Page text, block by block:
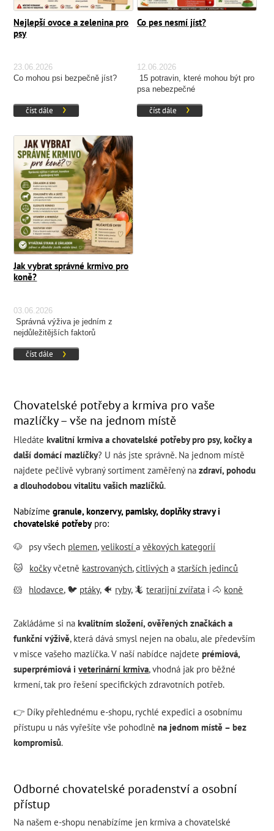
Nejlepší ovoce a zelenina pro
psy
23.06.2026
Co mohou psi bezpečně jíst?
číst dále
Co pes nesmí jíst?
12.06.2026
15 potravin, které mohou být pro
psa nebezpečné
číst dále
Jak vybrat správné krmivo pro
koně?
03.06.2026
Správná výživa je jedním z
nejdůležitějších faktorů
výkonnost koně.
číst dále
Chovatelské potřeby a krmiva pro vaše
mazlíčky – vše na jednom místě
Hledátekvalitní krmiva a chovatelské potřeby pro psy, kočky a
další domácí mazlíčky? U nás jste správně. Na jednom místě
najdete pečlivě vybraný sortiment zaměřený nazdraví, pohodu
a dlouhodobou vitalitu vašich mazlíčků.
Nabízímegranule, konzervy, pamlsky, doplňky stravy i
chovatelské potřebypro:
🐶
psy všech plemen,velikostíavěkových kategorií
🐱
kočkyvčetně kastrovaných,citlivých astarších jedinců
🐹
hlodavce, 🐦 ptáky, 🐠 ryby, 🦎terarijní zvířata i 🐴 koně
Zakládáme si nakvalitním složení, ověřených značkách a
funkční výživě, která dává smysl nejen na obalu, ale především
v misce vašeho mazlíčka. V naší nabídce najdeteprémiová,
superprémiová iveterinární krmiva, vhodná jak pro běžné
krmení, tak pro řešení specifických zdravotních potřeb.
👉 Díky přehlednému e-shopu, rychlé expedici a osobnímu
přístupu u nás vyřešíte vše pohodlněna jednom místě – bez
kompromisů.
Odborné chovatelské poradenství a osobní
přístup
Na našem e-shopu nenabízíme jen krmiva a chovatelské